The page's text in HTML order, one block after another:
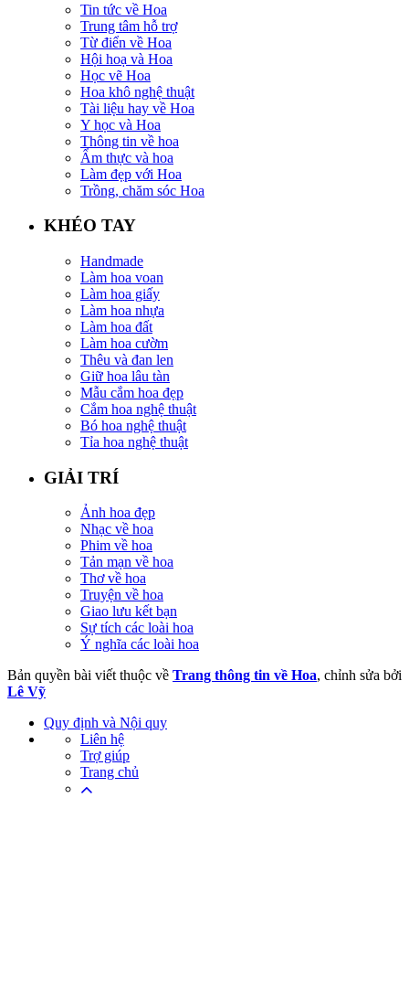
Tin tức về Hoa
Trung tâm hỗ trợ
Từ điển về Hoa
Hội hoạ và Hoa
Học vẽ Hoa
Hoa khô nghệ thuật
Tài liệu hay về Hoa
Y học và Hoa
Thông tin về hoa
Ẩm thực và hoa
Làm đẹp với Hoa
Trồng, chăm sóc Hoa
KHÉO TAY
Handmade
Làm hoa voan
Làm hoa giấy
Làm hoa nhựa
Làm hoa đất
Làm hoa cườm
Thêu và đan len
Giữ hoa lâu tàn
Mẫu cắm hoa đẹp
Cắm hoa nghệ thuật
Bó hoa nghệ thuật
Tỉa hoa nghệ thuật
GIẢI TRÍ
Ảnh hoa đẹp
Nhạc về hoa
Phim về hoa
Tản mạn về hoa
Thơ về hoa
Truyện về hoa
Giao lưu kết bạn
Sự tích các loài hoa
Ý nghĩa các loài hoa
Bản quyền bài viết thuộc về Trang thông tin về Hoa, chỉnh sửa bởi
Lê Vỹ
Quy định và Nội quy
Liên hệ
Trợ giúp
Trang chủ